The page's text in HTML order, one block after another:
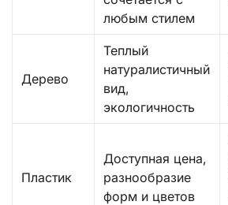
любым стилем
Дерево
Теплый
натуралистичный
вид,
экологичность
Пластик
Доступная цена,
разнообразие
форм и цветов